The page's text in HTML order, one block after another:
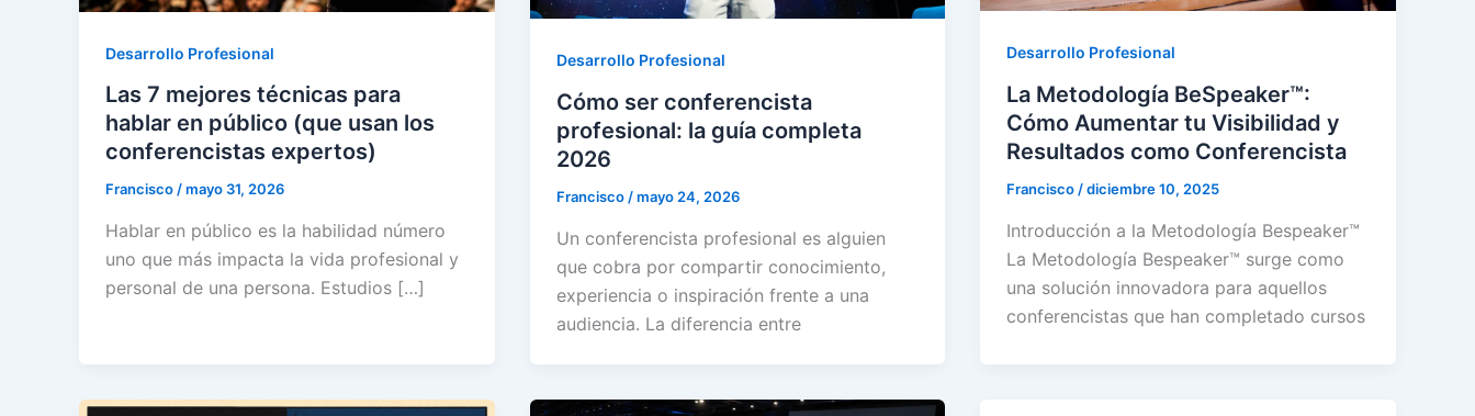
Desarrollo Profesional
Las 7 mejores técnicas para
hablar en público (que usan los
conferencistas expertos)
Francisco/mayo 31, 2026
Hablar en público es la habilidad número
uno que más impacta la vida profesional y
personal de una persona. Estudios […]
Desarrollo Profesional
Cómo ser conferencista
profesional: la guía completa
2026
Francisco /mayo 24, 2026
Un conferencista profesional es alguien
que cobra por compartir conocimiento,
experiencia o inspiración frente a una
audiencia. La diferencia entre
Desarrollo Profesional
La Metodología BeSpeaker™:
Cómo Aumentar tu Visibilidad y
Resultados como Conferencista
Francisco/diciembre 10, 2025
Introducción a la Metodología Bespeaker™
La Metodología Bespeaker™ surge como
una solución innovadora para aquellos
conferencistas que han completado cursos